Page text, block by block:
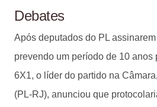
Debates
Após deputados do PL
prevendo um período de 10 anos
6X1, o líder do partido na
(PL-RJ), anunciou que